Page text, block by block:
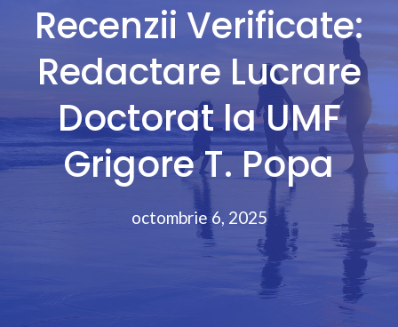
Recenzii Verificate:
Redactare Lucrare
Doctorat la UMF
Grigore T. Popa
octombrie 6, 2025